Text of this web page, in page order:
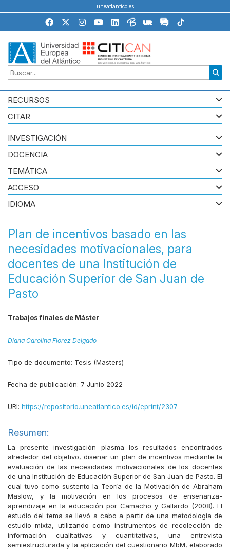
uneatlantico.es
RECURSOS
CITAR
Plan de incentivos basado en las
necesidades motivacionales, para
docentes de una Institución de
Educación Superior de San Juan de
Pasto
Trabajos finales de Máster
Diana Carolina Florez Delgado
Tipo de documento: Tesis (Masters)
Fecha de publicación: 7 Junio 2022
URI: https://repositorio.uneatlantico.es/id/eprint/2307
Resumen:
La presente investigación plasma los resultados encontrados
alrededor del objetivo, diseñar un plan de incentivos mediante la
evaluación de las necesidades motivacionales de los docentes
de una Institución de Educación Superior de San Juan de Pasto. El
cual tuvo como sustento la Teoría de la Motivación de Abraham
Maslow, y la motivación en los procesos de enseñanza-
aprendizaje en la educación por Camacho y Gallardo (2008). El
estudio del tema se llevó a cabo a partir de una metodología de
estudio mixta, utilizando como instrumentos de recolección de
información cualitativas y cuantitativas, una entrevista
semiestructurada y la aplicación del cuestionario MbM, elaborado
INVESTIGACIÓN
DOCENCIA
TEMÁTICA
ACCESO
IDIOMA